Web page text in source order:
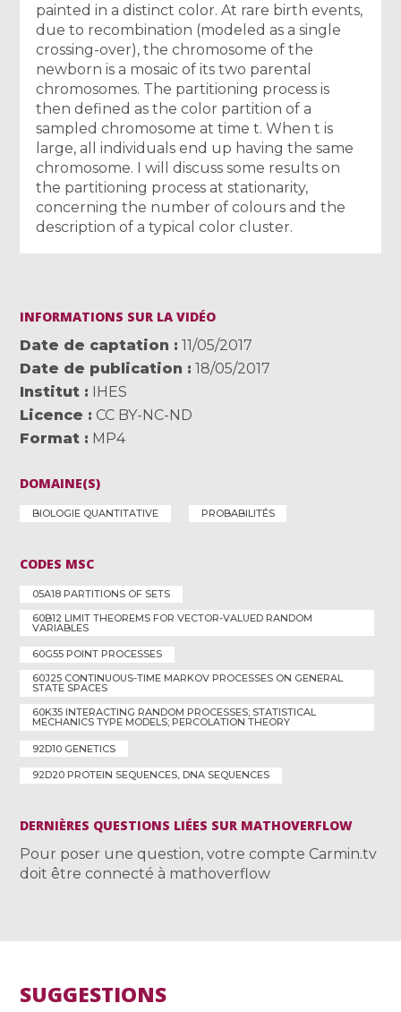
painted in a distinct color. At rare birth events,
due to recombination (modeled as a single
crossing-over), the chromosome of the
newborn is a mosaic of its two parental
chromosomes. The partitioning process is
then defined as the color partition of a
sampled chromosome at time t. When t is
large, all individuals end up having the same
chromosome. I will discuss some results on
the partitioning process at stationarity,
concerning the number of colours and the
description of a typical color cluster.
INFORMATIONS SUR LA VIDÉO
Date de captation
11/05/2017
Date de publication
18/05/2017
Institut
IHES
Licence
CC BY-NC-ND
Format
MP4
DOMAINE(S)
BIOLOGIE QUANTITATIVE PROBABILITÉS
CODES MSC
05A18 PARTITIONS OF SETS
60B12 LIMIT THEOREMS FOR VECTOR-VALUED RANDOM
VARIABLES
60G55 POINT PROCESSES
60J25 CONTINUOUS-TIME MARKOV PROCESSES ON GENERAL
STATE SPACES
60K35 INTERACTING RANDOM PROCESSES; STATISTICAL
MECHANICS TYPE MODELS; PERCOLATION THEORY
92D10 GENETICS
92D20 PROTEIN SEQUENCES, DNA SEQUENCES
DERNIÈRES QUESTIONS LIÉES SUR MATHOVERFLOW
Pour poser une question, votre compte Carmin.tv
doit être connecté à mathoverflow
SUGGESTIONS